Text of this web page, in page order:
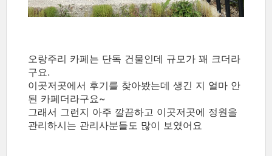
오랑주리 카페는 단독 건물인데 규모가 꽤 크더라
구요.
이곳저곳에서 후기를 찾아봤는데 생긴 지 얼마 안
된 카페더라구요~
그래서 그런지 아주 깔끔하고 이곳저곳에 정원을
관리하시는 관리사분들도 많이 보였어요